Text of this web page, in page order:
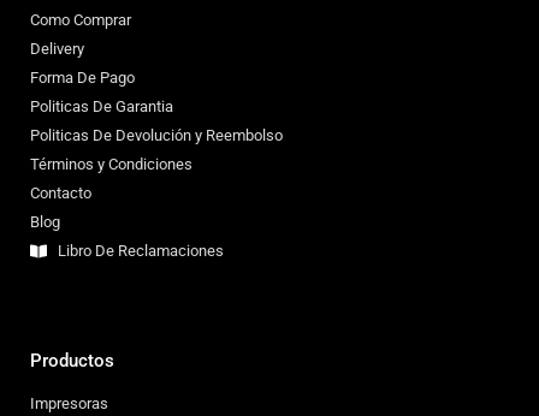
Como Comprar
Delivery
Forma De Pago
Politicas De Garantia
Politicas De Devolución y Reembolso
Términos y Condiciones
Contacto
Blog
Libro De Reclamaciones
Productos
Impresoras